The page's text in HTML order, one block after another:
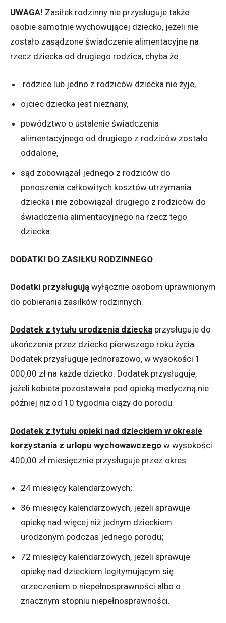
UWAGA! Zasiłek rodzinny nie przysługuje także
osobie samotnie wychowującej dziecko, jeżeli nie
zostało zasądzone świadczenie alimentacyjne na
rzecz dziecka od drugiego rodzica, chyba że:
rodzice lub jedno z rodziców dziecka nie żyje,
ojciec dziecka jest nieznany,
powództwo o ustalenie świadczenia
alimentacyjnego od drugiego z rodziców zostało
oddalone,
sąd zobowiązał jednego z rodziców do
ponoszenia całkowitych kosztów utrzymania
dziecka i nie zobowiązał drugiego z rodziców do
świadczenia alimentacyjnego na rzecz tego
dziecka.
DODATKI DO ZASIŁKU RODZINNEGO
Dodatki przysługują wyłącznie osobom uprawnionym
do pobierania zasiłków rodzinnych.
Dodatek z tytułu urodzenia dziecka przysługuje do
ukończenia przez dziecko pierwszego roku życia.
Dodatek przysługuje jednorazowo, w wysokości 1
000,00 zł na każde dziecko. Dodatek przysługuje,
jeżeli kobieta pozostawała pod opieką medyczną nie
później niż od 10 tygodnia ciąży do porodu.
Dodatek z tytułu opieki nad dzieckiem w okresie
korzystania z urlopu wychowawczego w wysokości
400,00 zł miesięcznie przysługuje przez okres:
24 miesięcy kalendarzowych;
36 miesięcy kalendarzowych, jeżeli sprawuje
opiekę nad więcej niż jednym dzieckiem
urodzonym podczas jednego porodu;
72 miesięcy kalendarzowych, jeżeli sprawuje
opiekę nad dzieckiem legitymującym się
orzeczeniem o niepełnosprawności albo o
znacznym stopniu niepełnosprawności.